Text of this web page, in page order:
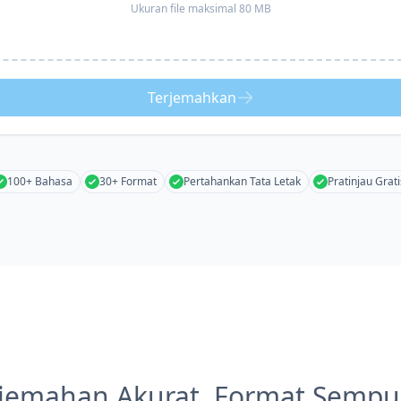
Ukuran file maksimal 80 MB
Terjemahkan
100+ Bahasa 30+ Format Pertahankan Tata Letak Pratinjau